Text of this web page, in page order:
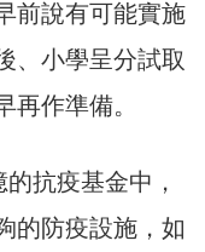
前說有可能實施
、小學呈分試取
作準備。
抗疫基金中，
的防疫設施，如